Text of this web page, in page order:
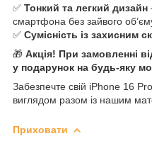
✅ Тонкий та легкий дизайн
смартфона без зайвого
✅ Сумісність із захисним
🎁 Акція! При замовленні
у подарунок на будь-яку
Забезпечте свій iPhone 16
виглядом разом із нашим
Приховати